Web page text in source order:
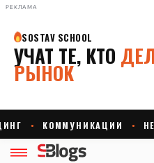
РЕКЛАМА